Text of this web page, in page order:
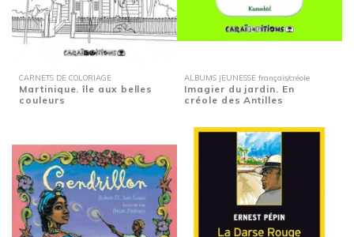
CARNETS DE COLORIAGE
Martinique. île aux belles
couleurs
ALBUMS JEUNESSE français/créole
Imagier du jardin. En
créole des Antilles